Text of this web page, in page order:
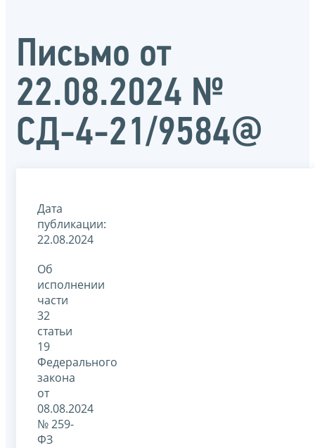
Письмо от
22.08.2024 №
СД-4-21/9584@
Дата
публикации:
22.08.2024
Об
исполнении
части
32
статьи
19
Федерального
закона
от
08.08.2024
№ 259-
ФЗ